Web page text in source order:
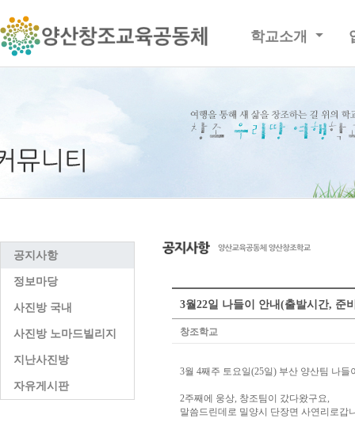
학교소개
공지사항
정보마당
사진방 국내
사진방 노마드빌리지
지난사진방
자유게시판
3월22일 나들이 안내(출발시간, 준
창조학교
3월 4째주 토요일(25일) 부산 양산팀 나들
2주째에 웅상, 창조팀이 갔다왔구요,
말씀드린데로 밀양시 단장면 사연리로갑